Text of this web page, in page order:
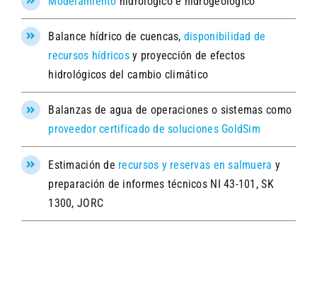
Balance hídrico de cuencas, disponibilidad de
recursos hídricosy proyección de efectos
hidrológicos del cambio climático
Balanzas de agua de operaciones o sistemas como
proveedor certificado de soluciones GoldSim
Estimación de recursos y reservas en salmuera y
preparación de informes técnicos NI 43-101, SK
1300, JORC